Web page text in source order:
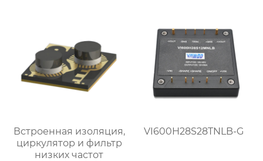
Встроенная изоляция,
циркулятор и фильтр
низких частот
VI600H28S28TNLB-G